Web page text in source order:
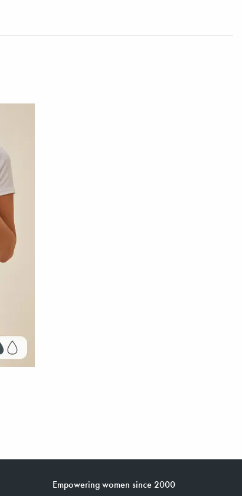
Empowering women since 2000